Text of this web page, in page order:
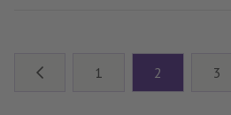
1 2 3